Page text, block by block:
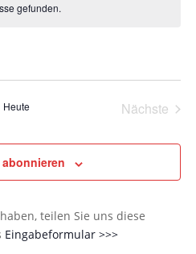
gefunden.
Heute
Nächste
teilen Sie uns diese
Eingabeformular >>>